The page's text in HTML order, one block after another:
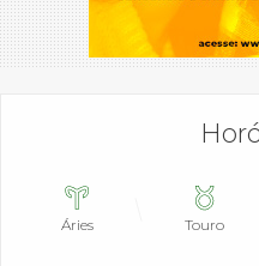
Áries Touro